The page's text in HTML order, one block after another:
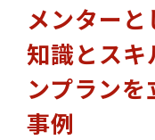
メンター
知識とスキ
ンプラン
事例